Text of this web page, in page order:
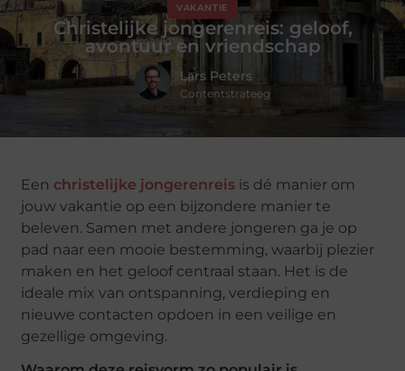
VAKANTIE
Christelijke jongerenreis: geloof,
avontuur en vriendschap
Lars Peters
Contentstrateeg
Een christelijke jongerenreis is dé manier om
jouw vakantie op een bijzondere manier te
beleven. Samen met andere jongeren ga je op
pad naar een mooie bestemming, waarbij plezier
maken en het geloof centraal staan. Het is de
ideale mix van ontspanning, verdieping en
nieuwe contacten opdoen in een veilige en
gezellige omgeving.